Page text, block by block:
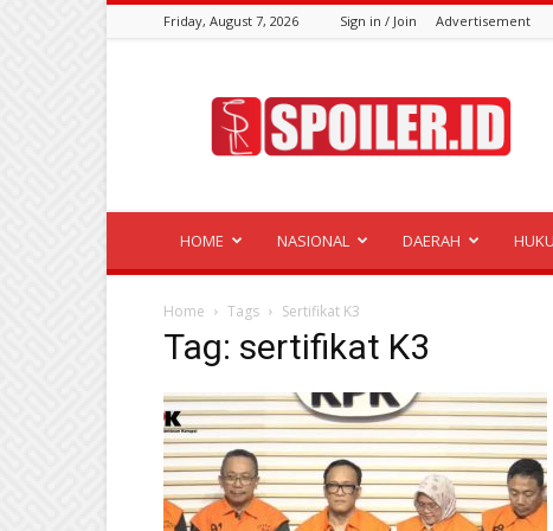
Friday, August 7, 2026 Sign in / Join Advertisement
HOME NASIONAL DAERAH
Home Tags Sertifikat K3
Tag: sertifikat K3